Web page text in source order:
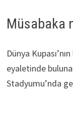
Müsabaka
Dünya
eyaletinde
Stadyumu’nda